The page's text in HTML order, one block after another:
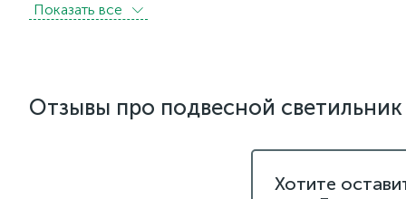
подвесные светильники Imperium Loft
подвесные светильники для кафе и ресторанов
подвесные светильники над барной стойкой
подвесные
Показать всe
Отзывы про подвесной
Хотите